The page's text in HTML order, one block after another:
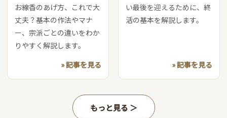
お線香のあげ方、これで大
丈夫？基本の作法やマナ
ー、宗派ごとの違いをわか
りやすく解説します。
» 記事を見る
い最後を迎えるために、終
活の基本を解説します。
» 記事を見る
もっと見る